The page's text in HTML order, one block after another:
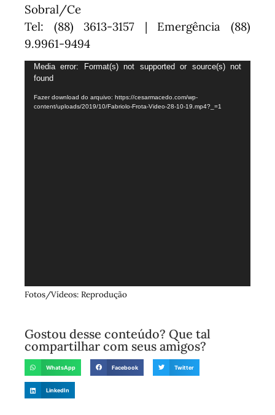
Sobral/Ce
Tel: (88) 3613-3157 | Emergência (88)
9.9961-9494
Tocador
de
vídeo
Media error: Format(s) not supported or source(s) not
found
Fazer download do arquivo: https://cesarmacedo.com/wp-
content/uploads/2019/10/Fabriolo-Frota-Video-28-10-19.mp4?_=1
Fotos/Vídeos: Reprodução
Gostou desse conteúdo? Que tal
compartilhar com seus amigos?
WhatsApp Facebook Twitter
LinkedIn